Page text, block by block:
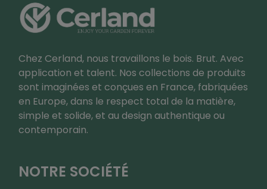
Chez Cerland, nous travaillons le bois. Brut. Avec
application et talent. Nos collections de produits
sont imaginées et conçues en France, fabriquées
en Europe, dans le respect total de la matière,
simple et solide, et au design authentique ou
contemporain.
NOTRE SOCIÉTÉ